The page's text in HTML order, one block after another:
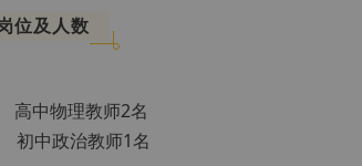
位及人数
高中物理教师2名
初中政治教师1名